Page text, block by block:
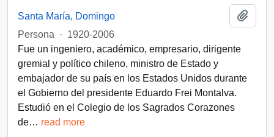
Santa María, Domingo
Persona
· 1920-2006
Fue un ingeniero, académico, empresario, dirigente
gremial y político chileno, ministro de Estado y
embajador de su país en los Estados Unidos durante
el Gobierno del presidente Eduardo Frei Montalva.
Estudió en el Colegio de los Sagrados Corazones
de… read more